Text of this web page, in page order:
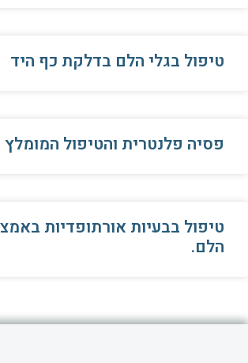
טיפול בגלי הלם בדלקת כף היד
פסיה פלנטרית והטיפול
טיפול בבעיות אורתופדיות
הלם.